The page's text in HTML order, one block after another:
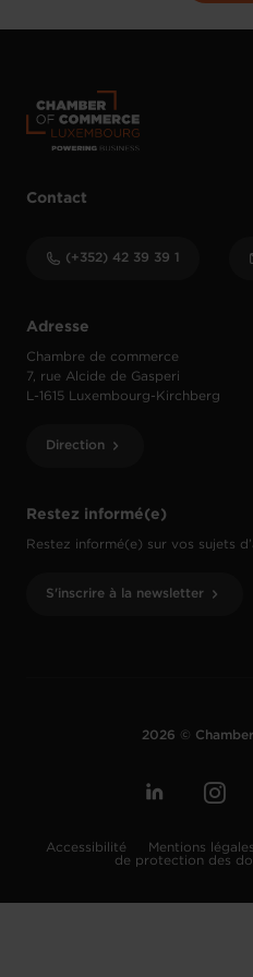
Restez informé(e)
Restez informé(e) sur vos sujets
S'inscrire à la newsletter
Adresse
Chambre de commerce
7, rue Alcide de Gasperi
L-1615 Luxembourg-Kirchberg
Direction
Contact
(+352) 42 39 39 1
2026 ©
Accessibilité Mentions légales
de protection des